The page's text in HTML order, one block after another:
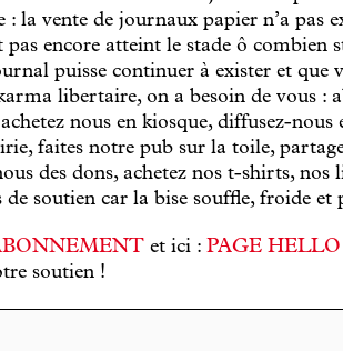
la vente de journaux papier n’a pas
encore atteint le stade ô combien
puisse continuer à exister et que
libertaire, on a besoin de vous :
nous en kiosque, diffusez-nous
faites notre pub sur la toile,
des dons, achetez nos t-shirts, nos
de soutien car la bise souffle, froide et
et ici : PAGE HELLO
soutien !